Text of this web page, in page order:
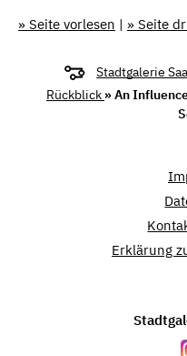
» Seite vorlesen | » Seite
Stadtgalerie
Rückblick » An
Erklärung